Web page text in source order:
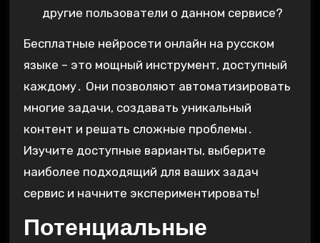
другие пользователи о данном сервисе?
Бесплатные нейросети онлайн на русском
языке – это мощный инструмент, доступный
каждому․ Они позволяют автоматизировать
многие задачи, создавать уникальный
контент и решать сложные проблемы․
Изучите доступные варианты, выберите
наиболее подходящий для ваших задач
сервис и начните экспериментировать!
Потенциальные